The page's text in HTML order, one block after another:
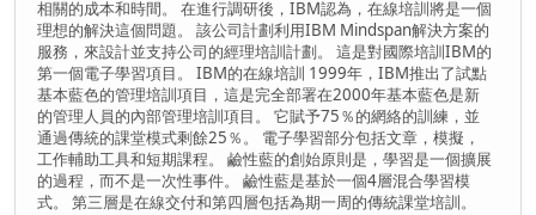
相關的成本和時間。 在進行調研後，IBM認為，在線培訓將是一個
理想的解決這個問題。 該公司計劃利用IBM Mindspan解決方案的
服務，來設計並支持公司的經理培訓計劃。 這是對國際培訓IBM的
第一個電子學習項目。 IBM的在線培訓 1999年，IBM推出了試點
基本藍色的管理培訓項目，這是完全部署在2000年基本藍色是新
的管理人員的內部管理培訓項目。 它賦予75％的網絡的訓練，並
通過傳統的課堂模式剩餘25％。 電子學習部分包括文章，模擬，
工作輔助工具和短期課程。 鹼性藍的創始原則是，學習是一個擴展
的過程，而不是一次性事件。 鹼性藍是基於一個4層混合學習模
式。 第三層是在線交付和第四層包括為期一周的傳統課堂培訓。